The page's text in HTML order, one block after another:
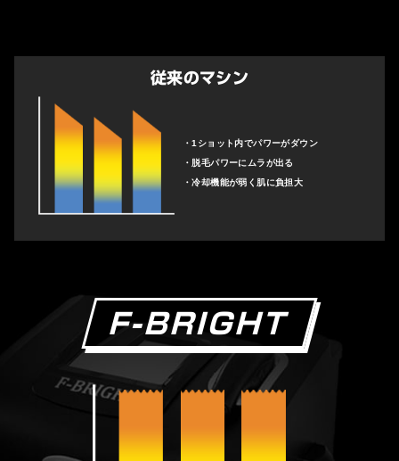
従来のマシン
・1ショット内でパワーがダウン
・脱毛パワーにムラが出る
・冷却機能が弱く肌に負担大
F-BRIGHT